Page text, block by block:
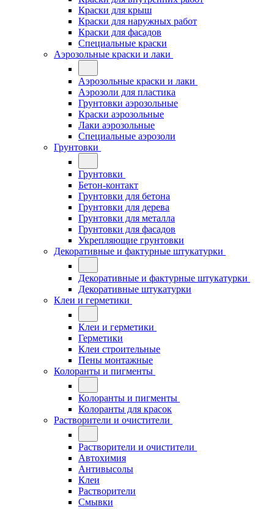
Краски для крыш
Краски для наружных работ
Краски для фасадов
Специальные краски
Аэрозольные краски и лаки
Аэрозольные краски и лаки
Аэрозоли для пластика
Грунтовки аэрозольные
Краски аэрозольные
Лаки аэрозольные
Специальные аэрозоли
Грунтовки
Грунтовки
Бетон-контакт
Грунтовки для бетона
Грунтовки для дерева
Грунтовки для металла
Грунтовки для фасадов
Укрепляющие грунтовки
Декоративные и фактурные штукатурки
Декоративные и фактурные штукатурки
Декоративные штукатурки
Клеи и герметики
Клеи и герметики
Герметики
Клеи строительные
Пены монтажные
Колоранты и пигменты
Колоранты и пигменты
Колоранты для красок
Растворители и очистители
Растворители и очистители
Автохимия
Антивысолы
Клеи
Растворители
Смывки